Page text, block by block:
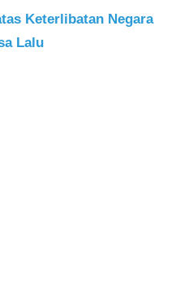
Keterlibatan Negara
Lalu